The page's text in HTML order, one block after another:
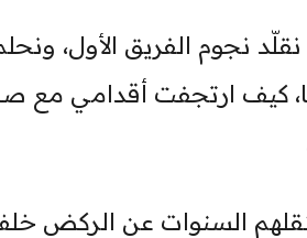
نجوم الفريق الأول،
كيف ارتجفت أقدامي مع
تُثقلهم السنوات عن الركض